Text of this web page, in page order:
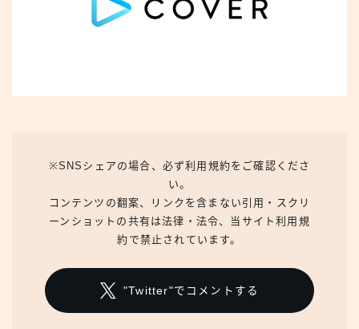
※SNSシェアの場合、必ず利用規約をご確認くださ
い。
コンテンツの翻案、リンクを含まない引用・スクリ
ーンショットの共有は法律・法令、当サイト利用規
約で禁止されています。
"Twitter"でコメントする